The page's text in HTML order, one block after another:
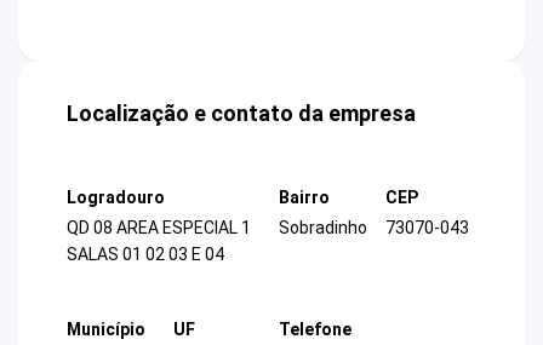
Localização e contato da empresa
Logradouro
QD 08 AREA ESPECIAL 1
SALAS 01 02 03 E 04
Bairro
Sobradinho
CEP
73070-043
Município
UF
Telefone